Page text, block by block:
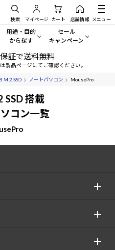
検索 マイページ カート 店舗情報 メニュー
べてみる
用途・目的
から探す
一般向けパソコン
ゲーミングPC・ゲーム向けパソコン
クリエイティブ向け
ビジネス向けパソコン
セール
キャンペーン
セール・キャンペー
期間限定セール
証で送料無料
製品ページにてご確認ください。
M.2 SSD ノートパソコン MousePro
SSD 搭載
コン一覧